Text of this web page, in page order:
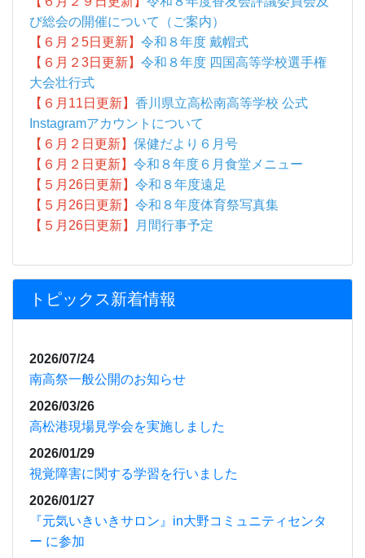
【５月26日更新】月間行事予定
トピックス新着情報
2026/07/24
南高祭一般公開のお知らせ
2026/03/26
高松港現場見学会を実施しました
2026/01/27
『元気いきいきサロン』in大野コミュニティセンタ
2026/01/27
ぷちっとチャレンジ
もっと見る
ようこそ、HPに！
ようこそ、香川県立高松南高校のホームページ